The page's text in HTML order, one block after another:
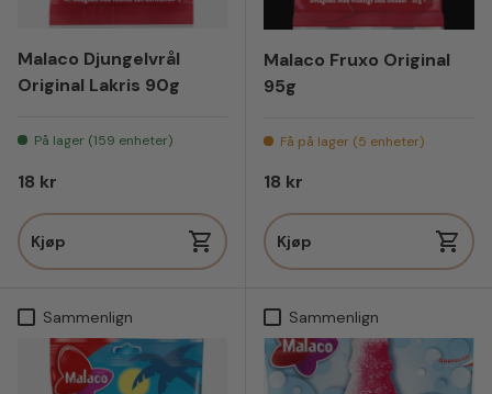
Malaco Djungelvrål
Original Lakris 90g
På lager (159 enheter)
Vanlig pris
18 kr
Kjøp
Malaco Fruxo Original
95g
Få på lager (5 enheter)
Vanlig pris
18 kr
Kjøp
Sammenlign Sammenlign